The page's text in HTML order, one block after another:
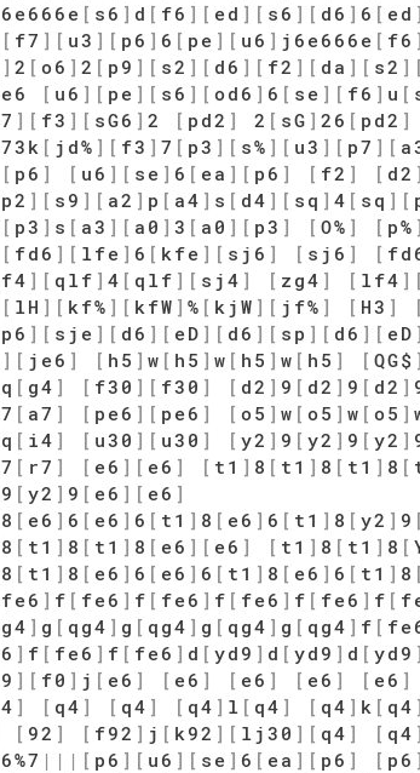
[ s6 ] d [ f6 ] [ ed ] [ s6 ] [ d6 ] 6 [ ed ]
[ f7 ] [ u3 ] [ p6 ] 6 [ pe ] [ u6 ] j6e666e [ f6 ]
] 2 [ o6 ] 2 [ p9 ] [ s2 ] [ d6 ] [ f2 ] [ da ] [ s2 ] [
[ u6 ] [ pe ] [ s6 ] [ od6 ] 6 [ se ] [ f6 ] u [
] [ f3 ] [ sG6 ] 2 [ pd2 ] 2 [ sG ] 26 [ pd2 ]
[ jd% ] [ f3 ] 7 [ p3 ] [ s% ] [ u3 ] [ p7 ] [
[ p6 ] [ u6 ] [ se ] 6 [ ea ] [ p6 ] [ f2 ] [ d2 ]
p2 ] [ s9 ] [ a2 ] p [ a4 ] s [ d4 ] [ sq ] 4 [ sq ] [
[ p3 ] s [ a3 ] [ a0 ] 3 [ a0 ] [ p3 ] [ O% ] [ p% ]
[ fd6 ] [ lfe ] 6 [ kfe ] [ sj6 ] [ sj6 ] [
] [ qlf ] 4 [ qlf ] [ sj4 ] [ zg4 ] [ lf4 ] [
[ lH ] [ kf% ] [ kfW ] % [ kjW ] [ jf% ] [ H3 ] [
p6 ] [ sje ] [ d6 ] [ eD ] [ d6 ] [ sp ] [ d6 ] [ eD ]
] [ je6 ] [ h5 ] w [ h5 ] w [ h5 ] w [ h5 ] [ QG$ ]
q [ g4 ] [ f30 ] [ f30 ] [ d2 ] 9 [ d2 ] 9 [ d2 ]
7 [ a7 ] [ pe6 ] [ pe6 ] [ o5 ] w [ o5 ] w [ o5 ]
q [ i4 ] [ u30 ] [ u30 ] [ y2 ] 9 [ y2 ] 9 [ y2 ]
7 [ r7 ] [ e6 ] [ e6 ] [ t1 ] 8 [ t1 ] 8 [ t1 ] 8 [
9 [ y2 ] 9 [ e6 ] [ e6 ]
8 [ e6 ] 6 [ e6 ] 6 [ t1 ] 8 [ e6 ] 6 [ t1 ] 8 [ y2 ] 9 [
8 [ t1 ] 8 [ t1 ] 8 [ e6 ] [ e6 ] [ t1 ] 8 [ t1 ] 8 [
8 [ t1 ] 8 [ e6 ] 6 [ e6 ] 6 [ t1 ] 8 [ e6 ] 6 [ t1 ] 8 [
fe6 ] f [ fe6 ] f [ fe6 ] f [ fe6 ] f [ fe6 ] f [
] g [ qg4 ] g [ qg4 ] g [ qg4 ] g [ qg4 ] f [
] f [ fe6 ] f [ fe6 ] d [ yd9 ] d [ yd9 ] d [ yd9 ]
] [ f0 ] j [ e6 ] [ e6 ] [ e6 ] [ e6 ] [ e6 ]
] [ q4 ] [ q4 ] [ q4 ] l [ q4 ] [ q4 ] k [ q4 ]
[ 92 ] [ f92 ] j [ k92 ] [ lj30 ] [ q4 ] [ q4 ]
| | | [ p6 ] [ u6 ] [ se ] 6 [ ea ] [ p6 ] [ p6 ]